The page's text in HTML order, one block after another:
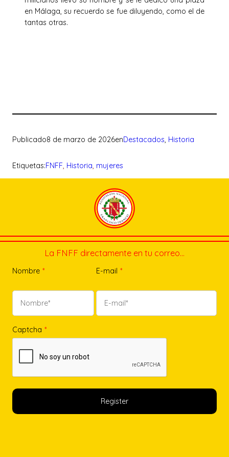
en Málaga, su recuerdo se fue diluyendo, como el de
tantas otras.
Publicado8 de marzo de 2026enDestacados, Historia
Etiquetas:FNFF, Historia, mujeres
La FNFF directamente en tu correo…
Nombre * E-mail *
Captcha *